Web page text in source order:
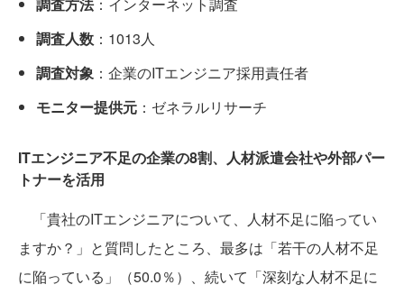
調査人数 ：1013人
調査対象 ：企業のITエンジニア採用責任者
モニター提供元 ：ゼネラルリサーチ
ITエンジニア不足の企業の8割、人材派遣会社や外部パー
トナーを活用
「貴社のITエンジニアについて、人材不足に陥ってい
ますか？」と質問したところ、最多は「若干の人材不足
に陥っている」（50.0％）、続いて「深刻な人材不足に